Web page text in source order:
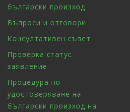
български произход
Въпроси и отговори
Консултативен съвет
Проверка статус
заявление
Процедура по
удостоверяване на
български произход на